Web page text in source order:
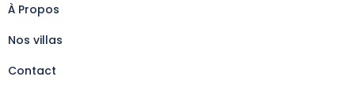
À Propos
Nos villas
Contact